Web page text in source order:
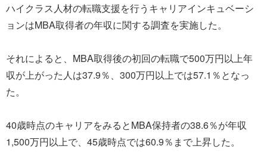
ハイクラス人材の転職支援を行うキャリアインキュベーシ
ョンはMBA取得者の年収に関する調査を実施した。
それによると、MBA取得後の初回の転職で500万円以上年
収が上がった人は37.9％、300万円以上では57.1％となっ
た。
40歳時点のキャリアをみるとMBA保持者の38.6％が年収
1,500万円以上で、45歳時点では60.9％まで上昇した。